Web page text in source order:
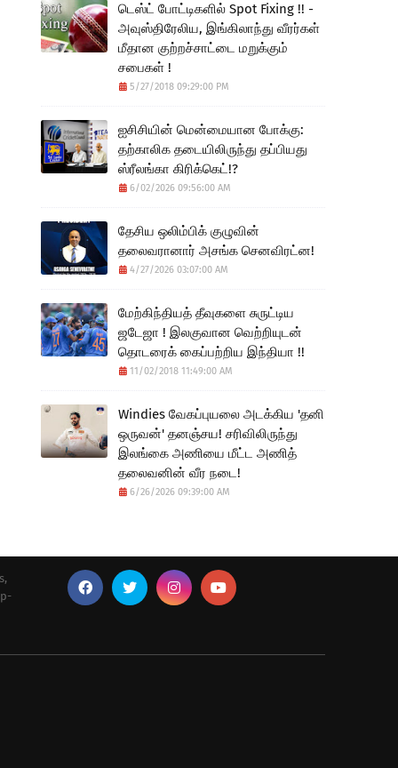
டெஸ்ட் போட்டிகளில் Spot Fixing !! -
அவுஸ்திரேலிய, இங்கிலாந்து வீரர்கள்
மீதான குற்றச்சாட்டை மறுக்கும்
சபைகள் !
5/27/2018 09:29:00 PM
ஐசிசியின் மென்மையான போக்கு:
தற்காலிக தடையிலிருந்து தப்பியது
ஸ்ரீலங்கா கிரிக்கெட்!?
6/02/2026 09:56:00 AM
தேசிய ஒலிம்பிக் குழுவின்
தலைவரானார் அசங்க செனவிரட்ன!
4/27/2026 03:07:00 AM
மேற்கிந்தியத் தீவுகளை சுருட்டிய
ஜடேஜா ! இலகுவான வெற்றியுடன்
தொடரைக் கைப்பற்றிய இந்தியா !!
11/02/2018 11:49:00 AM
Windies வேகப்புயலை அடக்கிய 'தனி
ஒருவன்' தனஞ்சய! சரிவிலிருந்து
இலங்கை அணியை மீட்ட அணித்
தலைவனின் வீர நடை!
6/26/2026 09:39:00 AM